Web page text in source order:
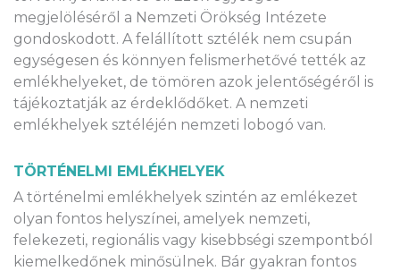
megjelöléséről a Nemzeti Örökség Intézete
gondoskodott. A felállított sztélék nem csupán
egységesen és könnyen felismerhetővé tették az
emlékhelyeket, de tömören azok jelentőségéről is
tájékoztatják az érdeklődőket. A nemzeti
emlékhelyek sztéléjén nemzeti lobogó van.
TÖRTÉNELMI EMLÉKHELYEK
A történelmi emlékhelyek szintén az emlékezet
olyan fontos helyszínei, amelyek nemzeti,
felekezeti, regionális vagy kisebbségi szempontból
kiemelkedőnek minősülnek. Bár gyakran fontos